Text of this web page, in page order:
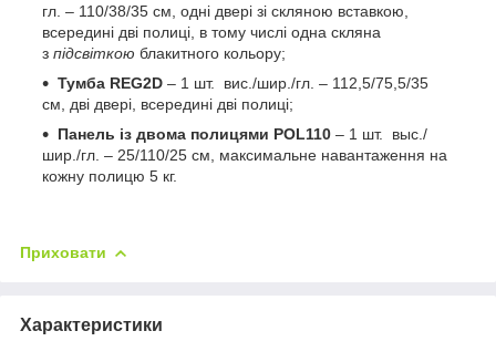
гл. – 110/38/35 см, одні двері зі скляною вставкою,
всередині дві полиці, в тому числі одна скляна
з пiдсвiткою блакитного кольору;
Тумба REG2D – 1 шт. вис./шир./гл. – 112,5/75,5/35
см, двi двері, всередині дві полиці;
Панель із двома полицями POL110 – 1 шт. выс./
шир./гл. – 25/110/25 см, максимальне навантаження на
кожну полицю 5 кг.
Приховати
Характеристики